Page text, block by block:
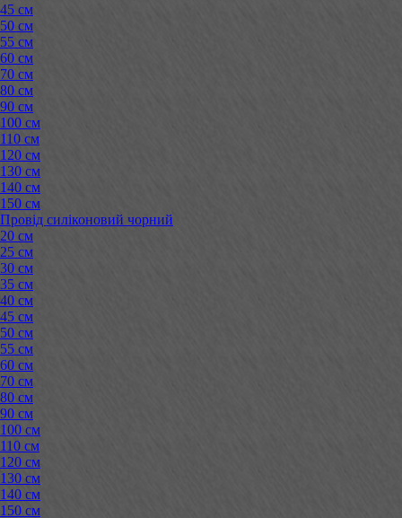
45 см
50 см
55 см
60 см
70 см
80 см
90 см
100 см
110 см
120 см
130 см
140 см
150 см
Провід силіконовий чорний
20 см
25 см
30 см
35 см
40 см
45 см
50 см
55 см
60 см
70 см
80 см
90 см
100 см
110 см
120 см
130 см
140 см
150 см